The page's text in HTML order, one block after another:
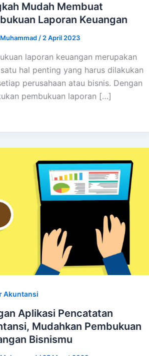
Mudah Membuat
Laporan Keuangan
/ 2 April 2023
laporan keuangan merupakan
hal penting yang harus dilakukan
perusahaan atau bisnis. Dengan
pembukuan laporan […]
Akuntansi
Aplikasi Pencatatan
Mudahkan Pembukuan
Bisnismu